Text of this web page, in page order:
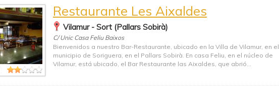
Restaurante Les Aixaldes
Vilamur - Sort (Pallars Sobirà)
C/ Unic Casa Feliu Baixos
Bienvenidos a nuestro Bar-Restaurante, ubicado en la Villa de Vilamur, en el
municipio de Soriguera, en el Pallars Sobirà. En casa Feliu, en el núcleo de
Vilamur, está ubicado, el Bar Restaurante las Aixaldes, que abrió...